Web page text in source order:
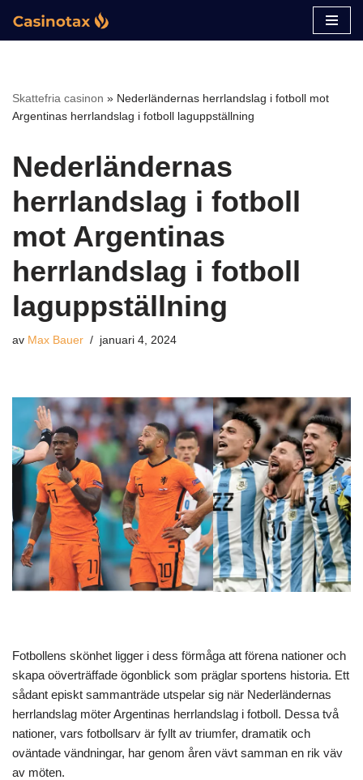
Hoppa
Skattefria casinon » Nederländernas herrlandslag i fotboll mot
Argentinas herrlandslag i fotboll laguppställning
Nederländernas
herrlandslag i fotboll
mot Argentinas
herrlandslag i fotboll
laguppställning
av Max Bauer januari 4, 2024
Fotbollens skönhet ligger i dess förmåga att förena nationer och
skapa oöverträffade ögonblick som präglar sportens historia. Ett
sådant episkt sammanträde utspelar sig när Nederländernas
herrlandslag möter Argentinas herrlandslag i fotboll. Dessa två
nationer, vars fotbollsarv är fyllt av triumfer, dramatik och
oväntade vändningar, har genom åren vävt samman en rik väv
av möten.